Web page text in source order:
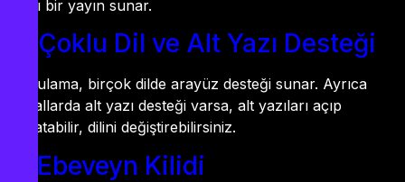
akıcı bir yayın sunar.
4. Çoklu Dil ve Alt Yazı Desteği
Uygulama, birçok dilde arayüz desteği sunar. Ayrıca
kanallarda alt yazı desteği varsa, alt yazıları açıp
kapatabilir, dilini değiştirebilirsiniz.
5. Ebeveyn Kilidi